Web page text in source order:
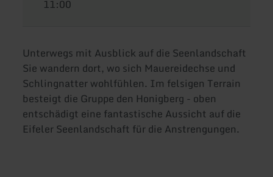
11:00
Unterwegs mit Ausblick auf die Seenlandschaft
Sie wandern dort, wo sich Mauereidechse und
Schlingnatter wohlfühlen. Im felsigen Terrain
besteigt die Gruppe den Honigberg - oben
entschädigt eine fantastische Aussicht auf die
Eifeler Seenlandschaft für die Anstrengungen.